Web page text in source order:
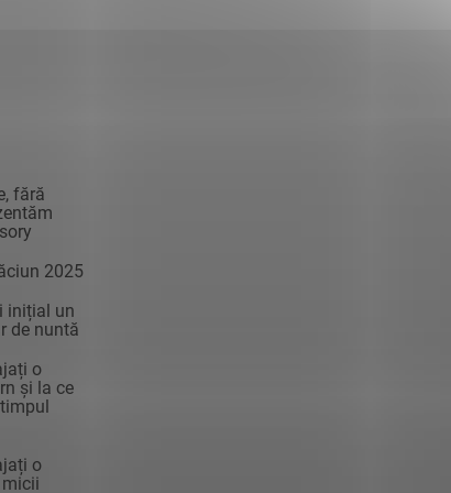
fără
2025
inițial un
de nuntă
o
și la ce
o